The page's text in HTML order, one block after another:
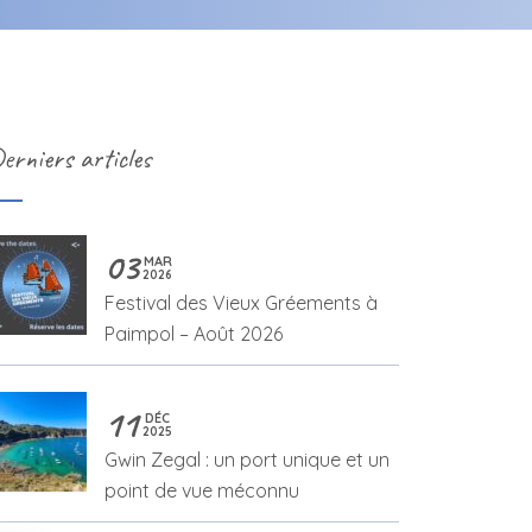
articles
03 MAR
2026
Festival des Vieux Gréements à
Paimpol – Août 2026
11 DÉC
2025
Gwin Zegal : un port unique et un
point de vue méconnu